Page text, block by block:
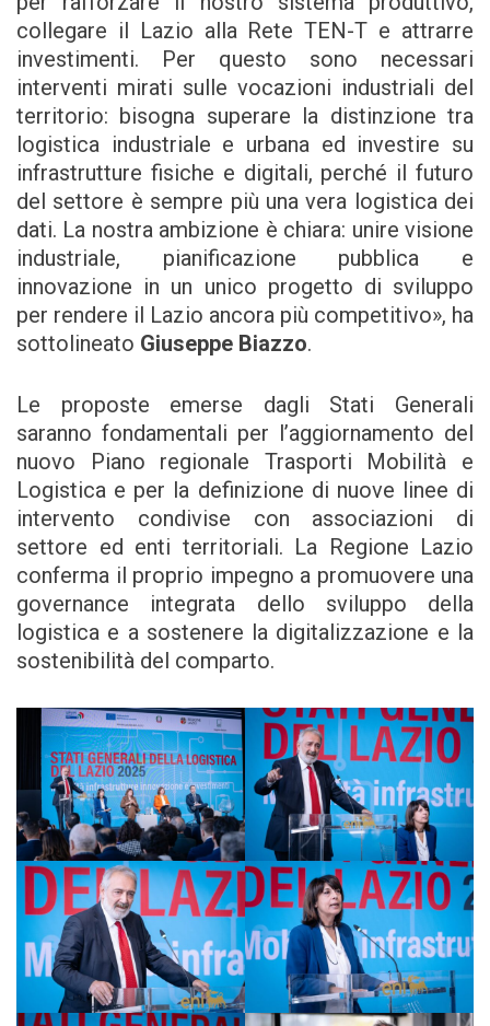
collegare il Lazio alla Rete TEN-T e attrarre
investimenti. Per questo sono necessari
interventi mirati sulle vocazioni industriali del
territorio: bisogna superare la distinzione tra
logistica industriale e urbana ed investire su
infrastrutture fisiche e digitali, perché il futuro
del settore è sempre più una vera logistica dei
dati. La nostra ambizione è chiara: unire visione
industriale, pianificazione pubblica e
innovazione in un unico progetto di sviluppo
per rendere il Lazio ancora più competitivo», ha
sottolineato Giuseppe Biazzo.
Le proposte emerse dagli Stati Generali
saranno fondamentali per l’aggiornamento del
nuovo Piano regionale Trasporti Mobilità e
Logistica e per la definizione di nuove linee di
intervento condivise con associazioni di
settore ed enti territoriali. La Regione Lazio
conferma il proprio impegno a promuovere una
governance integrata dello sviluppo della
logistica e a sostenere la digitalizzazione e la
sostenibilità del comparto.